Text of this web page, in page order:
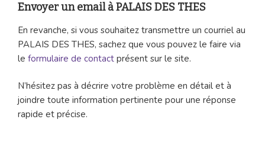
Envoyer un email à PALAIS DES THES
En revanche, si vous souhaitez transmettre un courriel au
PALAIS DES THES, sachez que vous pouvez le faire via
le formulaire de contact présent sur le site.
N’hésitez pas à décrire votre problème en détail et à
joindre toute information pertinente pour une réponse
rapide et précise.